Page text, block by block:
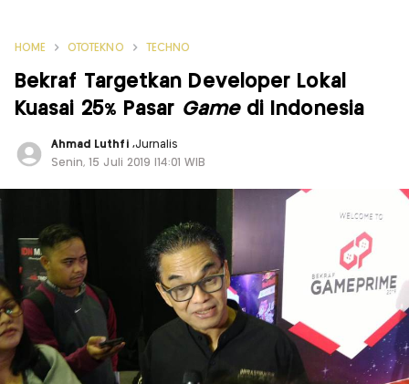
HOME OTOTEKNO TECHNO
Bekraf Targetkan Developer Lokal
Kuasai 25% Pasar Gamedi Indonesia
Ahmad Luthfi ,Jurnalis
Senin, 15 Juli 2019 |14:01 WIB